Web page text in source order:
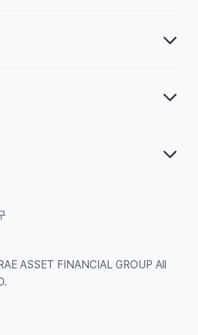
ASSET FINANCIAL GROUP All